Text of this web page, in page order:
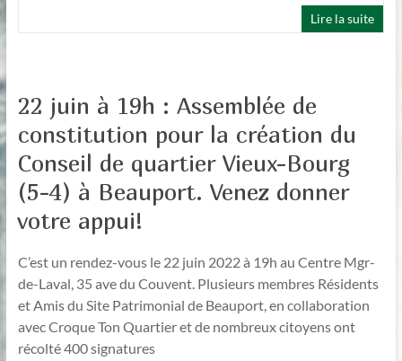
Lire la suite
22 juin à 19h : Assemblée de
constitution pour la création du
Conseil de quartier Vieux-Bourg
(5-4) à Beauport. Venez donner
votre appui!
C’est un rendez-vous le 22 juin 2022 à 19h au Centre Mgr-
de-Laval, 35 ave du Couvent. Plusieurs membres Résidents
et Amis du Site Patrimonial de Beauport, en collaboration
avec Croque Ton Quartier et de nombreux citoyens ont
récolté 400 signatures